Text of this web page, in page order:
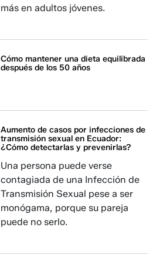
más en adultos jóvenes.
Cómo mantener una dieta equilibrada
después de los 50 años
Aumento de casos por infecciones de
transmisión sexual en Ecuador:
¿Cómo detectarlas y prevenirlas?
Una persona puede verse
contagiada de una Infección de
Transmisión Sexual pese a ser
monógama, porque su pareja
puede no serlo.